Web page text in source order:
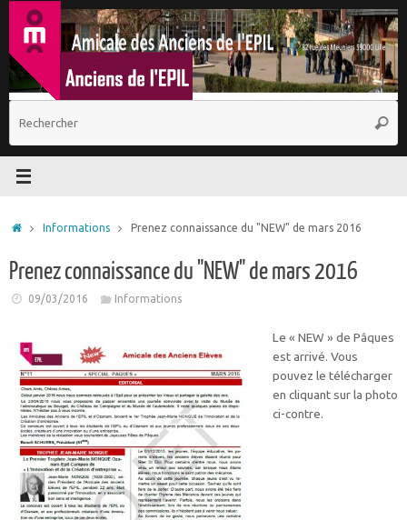
Passer
contenu
:
Accueil
Informations Prenez connaissance du "NEW" de mars 2016
Prenez connaissance du "NEW" de mars 2016
09/03/2016 Informations
Le « NEW » de Pâques
est arrivé. Vous
pouvez le télécharger
en cliquant sur la photo
ci-contre.